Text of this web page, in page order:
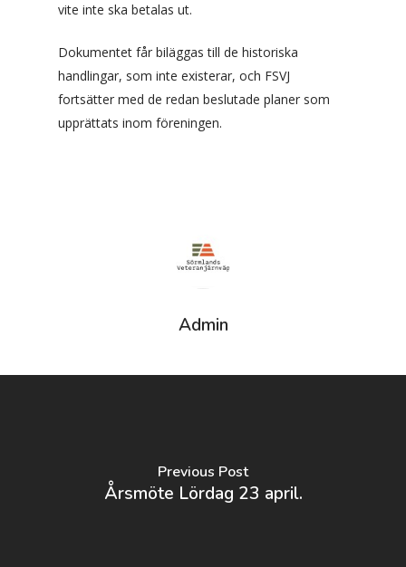
vite inte ska betalas ut.
Dokumentet får biläggas till de historiska
handlingar, som inte existerar, och FSVJ
fortsätter med de redan beslutade planer som
upprättats inom föreningen.
Admin
Previous Post
Årsmöte Lördag 23 april.